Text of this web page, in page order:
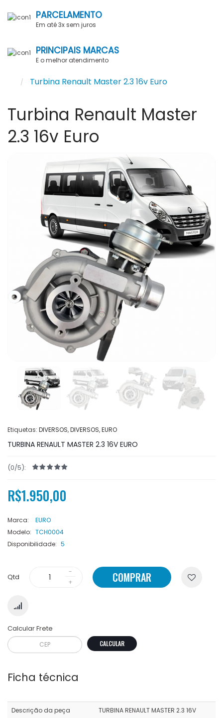
PARCELAMENTO
Em até 3x sem juros
PRINCIPAIS MARCAS
E o melhor atendimento
Turbina Renault Master 2.3 16v Euro
Turbina Renault Master
2.3 16v Euro
Etiquetas: DIVERSOS,DIVERSOS,EURO
TURBINA RENAULT MASTER 2.3 16V EURO
(0/5):
R$1.950,00
Marca:
EURO
Modelo: TCH0004
Disponibilidade: 5
Qtd COMPRAR
Calcular Frete
CALCULAR
Ficha técnica
Descrição da peça TURBINA RENAULT MASTER 2.3 16V